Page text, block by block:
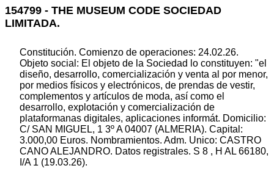
154799 - THE MUSEUM CODE SOCIEDAD
LIMITADA.
Constitución. Comienzo de operaciones: 24.02.26.
Objeto social: El objeto de la Sociedad lo constituyen: "el
diseño, desarrollo, comercialización y venta al por menor,
por medios físicos y electrónicos, de prendas de vestir,
complementos y artículos de moda, así como el
desarrollo, explotación y comercialización de
plataformanas digitales, aplicaciones informát. Domicilio:
C/ SAN MIGUEL, 1 3º A 04007 (ALMERIA). Capital:
3.000,00 Euros. Nombramientos. Adm. Unico: CASTRO
CANO ALEJANDRO. Datos registrales. S 8 , H AL 66180,
I/A 1 (19.03.26).